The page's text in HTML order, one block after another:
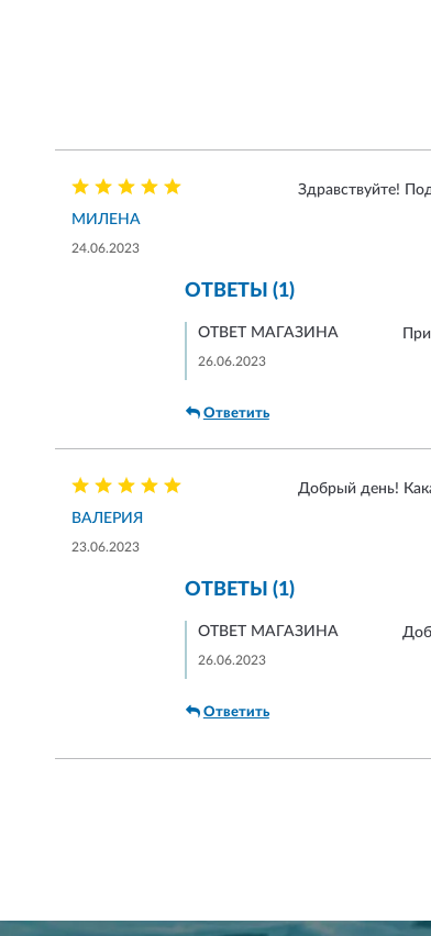
МИЛЕНА
24.06.2023
Здравствуйте!
ОТВЕТЫ (1)
ОТВЕТ МАГАЗИНА
26.06.2023
Ответить
ВАЛЕРИЯ
23.06.2023
Добрый день!
ОТВЕТЫ (1)
ОТВЕТ МАГАЗИНА
26.06.2023
Ответить